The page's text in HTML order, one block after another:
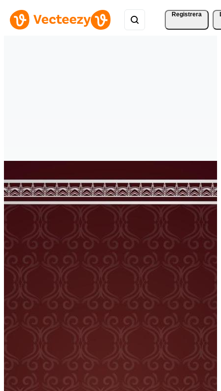
Registrera